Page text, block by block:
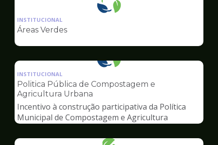
Ilustração
Meio
Ambiente
INSTITUCIONAL
Áreas Verdes
Ilustração
pagina
Meio
Ambiente
INSTITUCIONAL
Politica Pública de Compostagem e
Agricultura Urbana
Incentivo à construção participativa da Política
Municipal de Compostagem e Agricultura